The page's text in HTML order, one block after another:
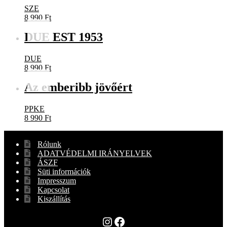
SZE
8 990 Ft
DUE EST 1953
DUE
8 990 Ft
Az emberibb jövőért
PPKE
8 990 Ft
Rólunk
ADATVÉDELMI IRÁNYELVEK
ÁSZF
Süti információk
Impresszum
Kapcsolat
Kiszállítás
Instagram
Facebook